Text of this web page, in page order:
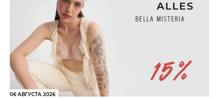
06 АВГУСТА 2026